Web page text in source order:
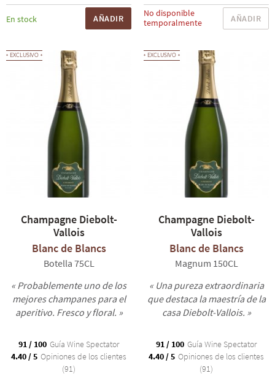
En stock AÑADIR
No disponible
temporalmente
AÑADIR
EXCLUSIVO
Champagne Diebolt-
Vallois
Blanc de Blancs
Botella 75CL
« Probablemente uno de los
mejores champanes para el
aperitivo. Fresco y floral. »
91 / 100 Guía Wine Spectator
4.40 / 5 Opiniones de los clientes
(91)
EXCLUSIVO
Champagne Diebolt-
Vallois
Blanc de Blancs
Magnum 150CL
« Una pureza extraordinaria
que destaca la maestría de la
casa Diebolt-Vallois. »
91 / 100 Guía Wine Spectator
4.40 / 5 Opiniones de los clientes
(91)